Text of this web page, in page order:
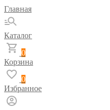
Главная
Каталог
0
Корзина
0
Избранное